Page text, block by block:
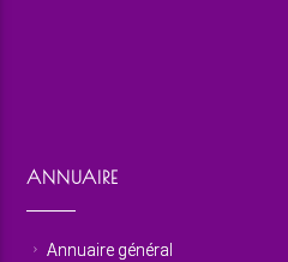
ANNUAIRE
Annuaire général